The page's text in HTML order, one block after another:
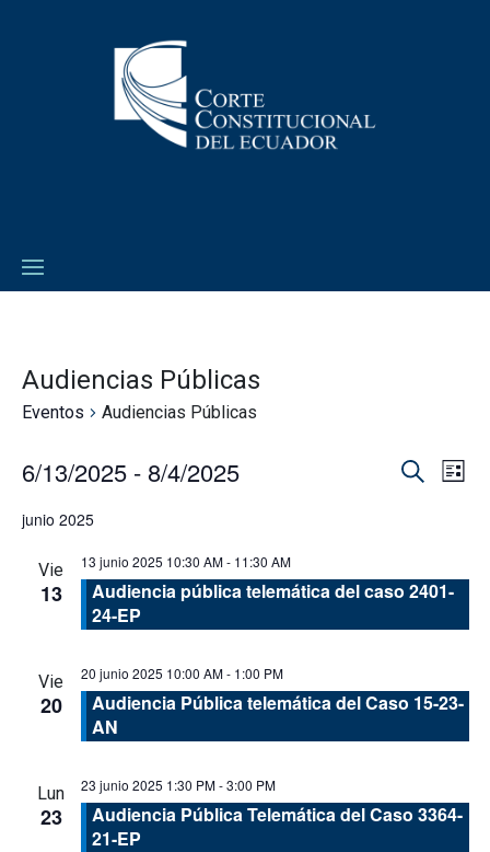
Audiencias Públicas
Eventos Audiencias Públicas
vistas
de
Lista
6/13/2025 - 8/4/2025
fecha.
junio 2025
Vie
13
13 junio 2025 10:30 AM- 11:30 AM
Audiencia pública telemática del caso 2401-
24-EP
Vie
20
20 junio 2025 10:00 AM- 1:00 PM
Audiencia Pública telemática del Caso 15-23-
AN
Lun
23
23 junio 2025 1:30 PM-3:00 PM
Audiencia Pública Telemática del Caso 3364-
21-EP